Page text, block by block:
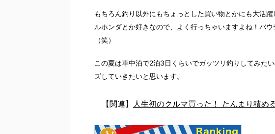
もちろん釣り以外にもちょっとした買い物とかにも大活
ルホンダとか好きなので、よく行っちゃいますよね！バ
（笑）
この夏は車中泊で2泊3日くらいでガッツリ釣りしてみた
ズしていきたいと思います。
【関連】 人生初のクルマ買った！ たんまり積め